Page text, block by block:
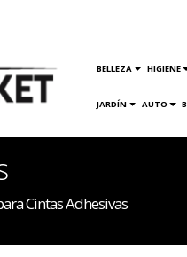
BELLEZA HIGIENE
JARDÍN AUTO
Cintas Adhesivas